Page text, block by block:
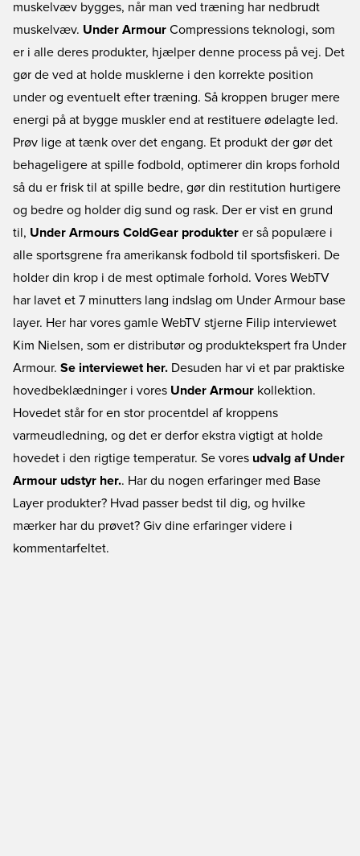
muskelvæv bygges, når man ved træning har nedbrudt
muskelvæv. Under Armour Compressions teknologi, som
er i alle deres produkter, hjælper denne process på vej. Det
gør de ved at holde musklerne i den korrekte position
under og eventuelt efter træning. Så kroppen bruger mere
energi på at bygge muskler end at restituere ødelagte led.
Prøv lige at tænk over det engang. Et produkt der gør det
behageligere at spille fodbold, optimerer din krops forhold
så du er frisk til at spille bedre, gør din restitution hurtigere
og bedre og holder dig sund og rask. Der er vist en grund
til, Under Armours ColdGear produkter er så populære i
alle sportsgrene fra amerikansk fodbold til sportsfiskeri. De
holder din krop i de mest optimale forhold. Vores WebTV
har lavet et 7 minutters lang indslag om Under Armour base
layer. Her har vores gamle WebTV stjerne Filip interviewet
Kim Nielsen, som er distributør og produktekspert fra Under
Armour. Se interviewet her. Desuden har vi et par praktiske
hovedbeklædninger i vores Under Armour kollektion.
Hovedet står for en stor procentdel af kroppens
varmeudledning, og det er derfor ekstra vigtigt at holde
hovedet i den rigtige temperatur. Se vores udvalg af Under
Armour udstyr her.. Har du nogen erfaringer med Base
Layer produkter? Hvad passer bedst til dig, og hvilke
mærker har du prøvet? Giv dine erfaringer videre i
kommentarfeltet.